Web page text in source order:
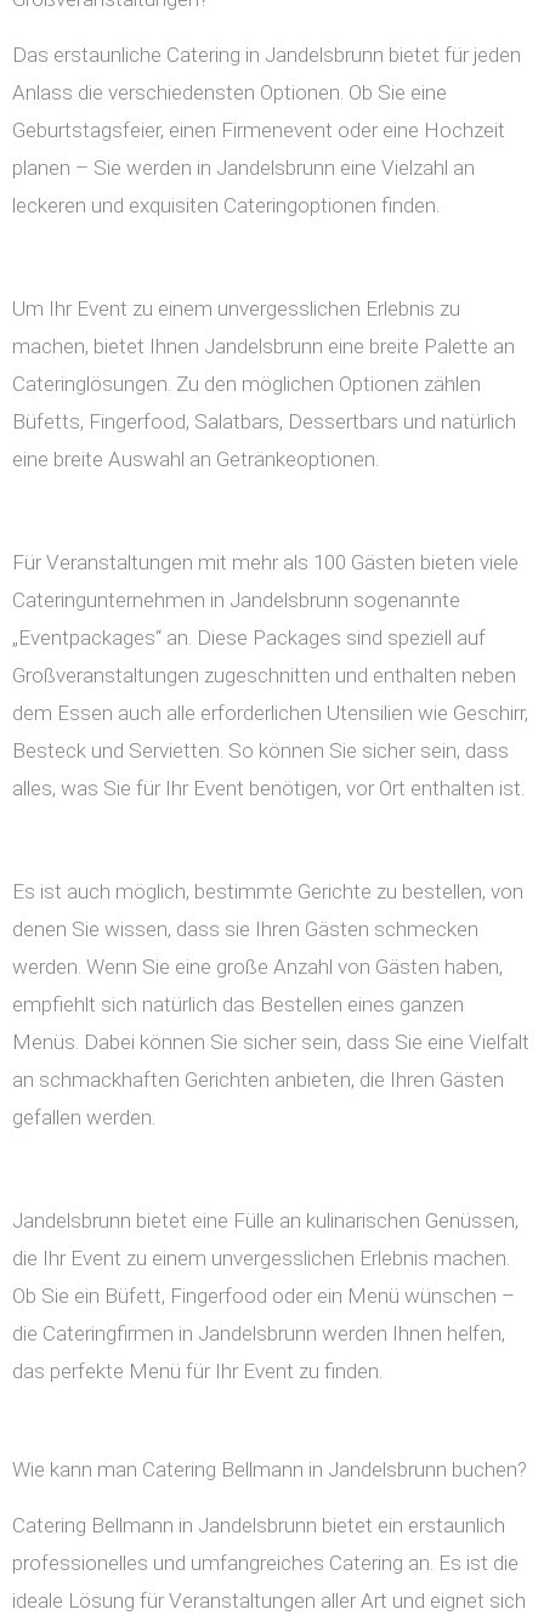
Das erstaunliche Catering in Jandelsbrunn bietet für jeden
Anlass die verschiedensten Optionen. Ob Sie eine
Geburtstagsfeier, einen Firmenevent oder eine Hochzeit
planen – Sie werden in Jandelsbrunn eine Vielzahl an
leckeren und exquisiten Cateringoptionen finden.
Um Ihr Event zu einem unvergesslichen Erlebnis zu
machen, bietet Ihnen Jandelsbrunn eine breite Palette an
Cateringlösungen. Zu den möglichen Optionen zählen
Büfetts, Fingerfood, Salatbars, Dessertbars und natürlich
eine breite Auswahl an Getränkeoptionen.
Für Veranstaltungen mit mehr als 100 Gästen bieten viele
Cateringunternehmen in Jandelsbrunn sogenannte
„Eventpackages“ an. Diese Packages sind speziell auf
Großveranstaltungen zugeschnitten und enthalten neben
dem Essen auch alle erforderlichen Utensilien wie Geschirr,
Besteck und Servietten. So können Sie sicher sein, dass
alles, was Sie für Ihr Event benötigen, vor Ort enthalten ist.
Es ist auch möglich, bestimmte Gerichte zu bestellen, von
denen Sie wissen, dass sie Ihren Gästen schmecken
werden. Wenn Sie eine große Anzahl von Gästen haben,
empfiehlt sich natürlich das Bestellen eines ganzen
Menüs. Dabei können Sie sicher sein, dass Sie eine Vielfalt
an schmackhaften Gerichten anbieten, die Ihren Gästen
gefallen werden.
Jandelsbrunn bietet eine Fülle an kulinarischen Genüssen,
die Ihr Event zu einem unvergesslichen Erlebnis machen.
Ob Sie ein Büfett, Fingerfood oder ein Menü wünschen –
die Cateringfirmen in Jandelsbrunn werden Ihnen helfen,
das perfekte Menü für Ihr Event zu finden.
Wie kann man Catering Bellmann in Jandelsbrunn buchen?
Catering Bellmann in Jandelsbrunn bietet ein erstaunlich
professionelles und umfangreiches Catering an. Es ist die
ideale Lösung für Veranstaltungen aller Art und eignet sich